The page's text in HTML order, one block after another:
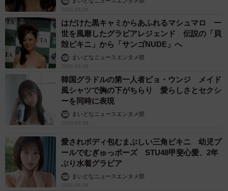
2026.08.08
はだけた黒キャミからあふれるマシュマロ 一
世を風靡したグラビアレジェンド 伝説の「貝
殻ビキニ」から「サンゴNUDE」へ
まいどなニュースエンタメ部
2026.08.08
韓国グラドルの第一人者ピョ・ウンジ メイド
風シャツで胸の下がちらり 愛らしさとセクシ
ーを同時に表現
まいどなニュースエンタメ部
2026.08.08
愛されボディ包むまぶしい三角ビキニ 幼児プ
ールでむぎゅっポーズ STU48甲斐心愛、2年
ぶり水着グラビア
まいどなニュースエンタメ部
2026.08.08